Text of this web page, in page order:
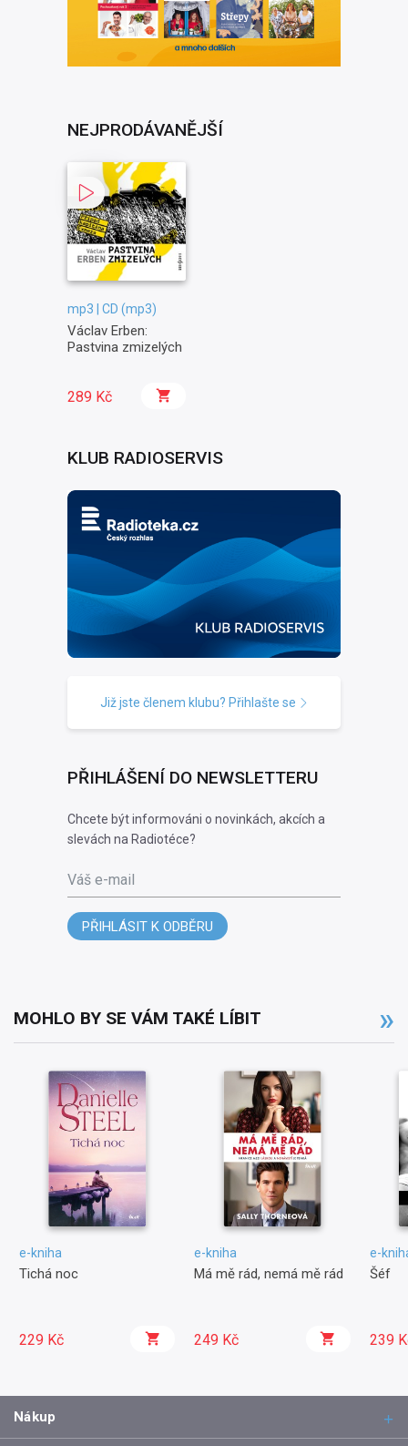
NEJPRODÁVANĚJŠÍ
mp3 | CD (mp3)
Václav Erben:
Pastvina zmizelých
289 Kč
KLUB RADIOSERVIS
Již jste členem klubu? Přihlašte se
PŘIHLÁŠENÍ DO NEWSLETTERU
Chcete být informováni o novinkách, akcích a
slevách na Radiotéce?
Váš e-mail
PŘIHLÁSIT K ODBĚRU
MOHLO BY SE VÁM TAKÉ LÍBIT
e-kniha
Tichá noc
229 Kč
e-kniha
Má mě rád, nemá mě rád
249 Kč
e-
Šéf
239
Nákup